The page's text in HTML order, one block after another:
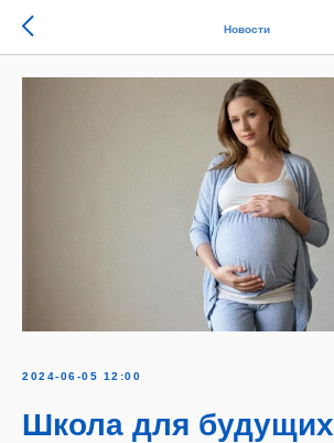
Новости
2024-06-05 12:00
Школа для будущих